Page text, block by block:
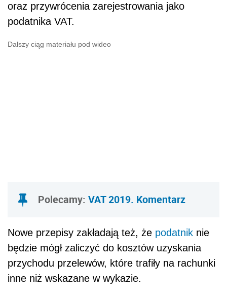
oraz przywrócenia zarejestrowania jako
podatnika VAT.
Dalszy ciąg materiału pod wideo
Polecamy: VAT 2019. Komentarz
Nowe przepisy zakładają też, że podatnik nie
będzie mógł zaliczyć do kosztów uzyskania
przychodu przelewów, które trafiły na rachunki
inne niż wskazane w wykazie.